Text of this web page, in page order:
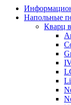
Напольные
Кварц